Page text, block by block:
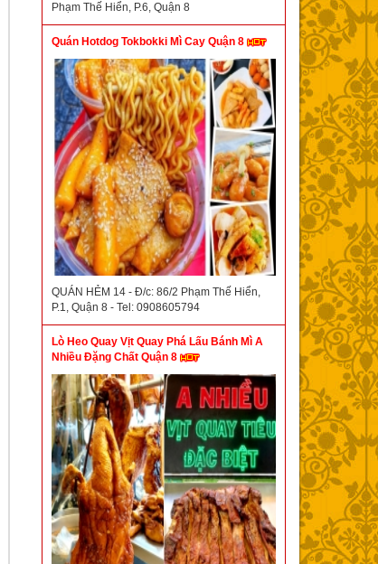
Phạm Thế Hiển, P.6, Quận 8
Quán Hotdog Tokbokki Mì Cay Quận 8
QUÁN HẺM 14 - Đ/c: 86/2 Phạm Thế Hiển,
P.1, Quận 8 - Tel: 0908605794
Lò Heo Quay Vịt Quay Phá Lấu Bánh Mì A
Nhiều Đặng Chất Quận 8